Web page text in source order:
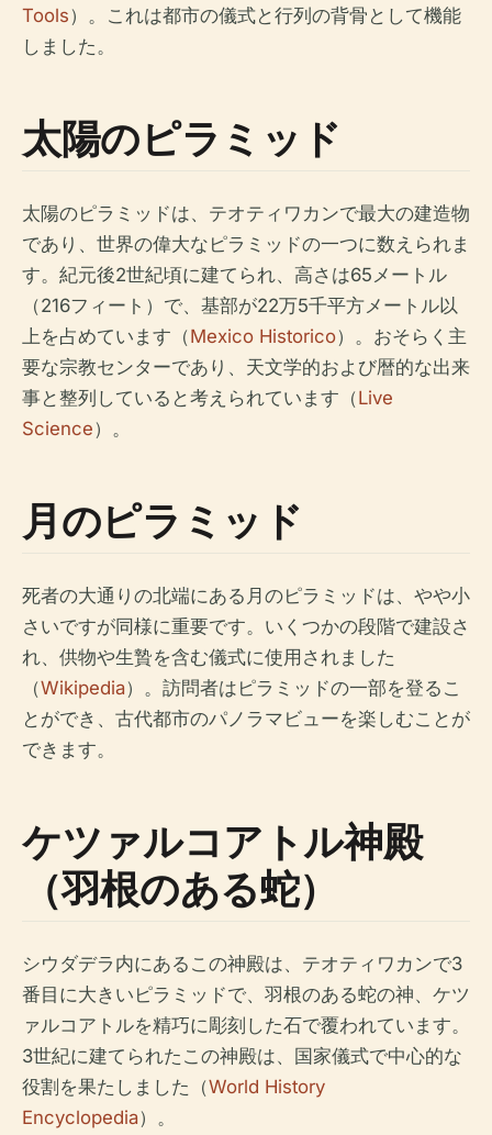
Tools）。これは都市の儀式と行列の背骨として機能
しました。
太陽のピラミッド
太陽のピラミッドは、テオティワカンで最大の建造物
であり、世界の偉大なピラミッドの一つに数えられま
す。紀元後2世紀頃に建てられ、高さは65メートル
（216フィート）で、基部が22万5千平方メートル以
上を占めています（Mexico Historico）。おそらく主
要な宗教センターであり、天文学的および暦的な出来
事と整列していると考えられています（Live
Science）。
月のピラミッド
死者の大通りの北端にある月のピラミッドは、やや小
さいですが同様に重要です。いくつかの段階で建設さ
れ、供物や生贄を含む儀式に使用されました
（Wikipedia）。訪問者はピラミッドの一部を登るこ
とができ、古代都市のパノラマビューを楽しむことが
できます。
ケツァルコアトル神殿
（羽根のある蛇）
シウダデラ内にあるこの神殿は、テオティワカンで3
番目に大きいピラミッドで、羽根のある蛇の神、ケツ
ァルコアトルを精巧に彫刻した石で覆われています。
3世紀に建てられたこの神殿は、国家儀式で中心的な
役割を果たしました（World History
Encyclopedia）。